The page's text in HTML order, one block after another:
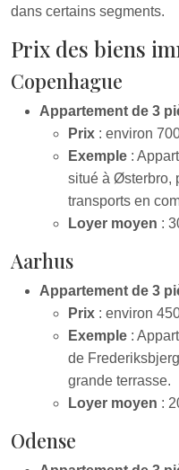
dans certains segments.
Prix des biens
Copenhague
Appartement de 3
Prix : environ
Exemple :
situé à Østerbro,
transports en
Loyer moyen :
Aarhus
Appartement de 3
Prix : environ
Exemple :
de
grande terrasse.
Loyer moyen :
Odense